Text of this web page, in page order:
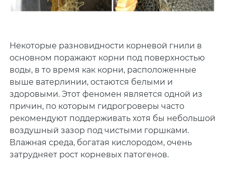
Некоторые разновидности корневой гнили в
основном поражают корни под поверхностью
воды, в то время как корни, расположенные
выше ватерлинии, остаются белыми и
здоровыми. Этот феномен является одной из
причин, по которым гидрогроверы часто
рекомендуют поддерживать хотя бы небольшой
воздушный зазор под чистыми горшками.
Влажная среда, богатая кислородом, очень
затрудняет рост корневых патогенов.